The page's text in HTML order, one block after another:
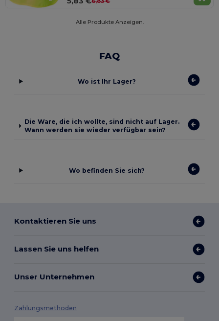
Alle Produkte Anzeigen.
FAQ
Wo ist Ihr Lager?
Die Ware, die ich wollte, sind nicht auf Lager.
Wann werden sie wieder verfügbar sein?
Wo befinden Sie sich?
Kontaktieren Sie uns
Lassen Sie uns helfen
Unser Unternehmen
Zahlungsmethoden